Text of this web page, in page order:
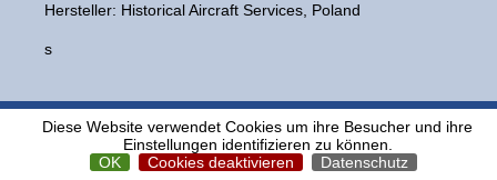
Diese Website verwendet Cookies um ihre Besucher und ihre
Einstellungen identifizieren zu können.
OK
Cookies deaktivieren Datenschutz
Hersteller: Historical Aircraft Services, Poland
s
©2026 German Historic Flight e.V.